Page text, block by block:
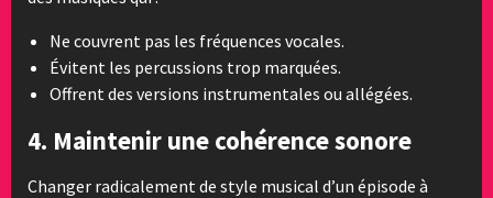
Ne couvrent pas les fréquences vocales.
Évitent les percussions trop marquées.
Offrent des versions instrumentales ou allégées.
4. Maintenir une cohérence sonore
Changer radicalement de style musical d’un épisode à